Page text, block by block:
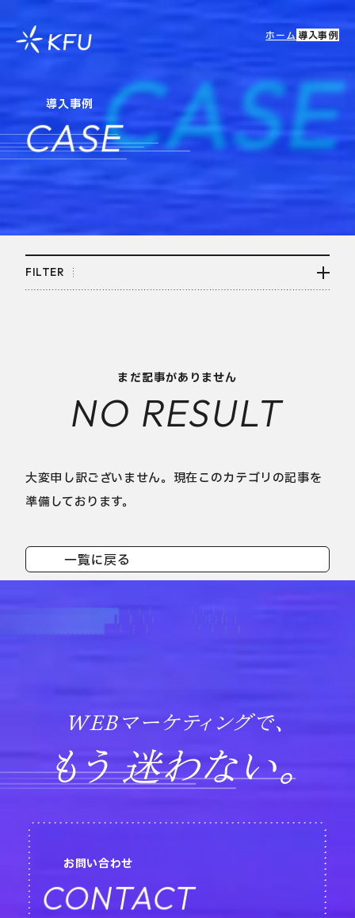
ホーム 導入事例
導入事例
CASE
FILTER
まだ記事がありません
NO RESULT
大変申し訳ございません。現在このカテゴリの記事を
準備しております。
一覧に戻る
WEBマーケティングで、
もう 迷わない。
お問い合わせ
CONTACT